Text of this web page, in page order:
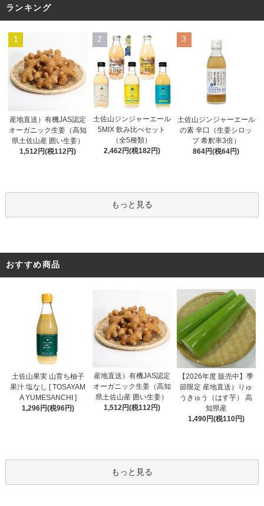
ランキング
1
産地直送）有機JAS認定
オーガニック生姜（高知
県土佐山産 囲い生姜）
1,512円(税112円)
2
土佐山ジンジャーエール
5MIX 飲み比べセット
（全5種類）
2,462円(税182円)
3
土佐山ジンジャーエール
の素 辛口（生姜シロッ
プ 希釈率3倍）
864円(税64円)
もっと見る
おすすめ商品
土佐山果実 山育ち柚子
果汁 塩なし [ TOSAYAM
A YUMESANCHI ]
1,296円(税96円)
産地直送）有機JAS認定
オーガニック生姜（高知
県土佐山産 囲い生姜）
1,512円(税112円)
【2026年度 販売中】季
節限定 産地直送）りゅ
うきゅう（はす芋） 高
知県産
1,490円(税110円)
もっと見る